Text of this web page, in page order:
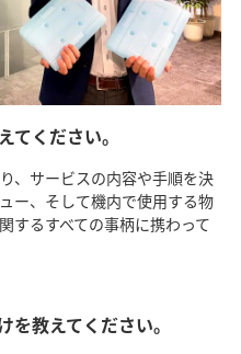
てください。
、サービスの内容や手順を決
ー、そして機内で使用する物
するすべての事柄に携わって
教えてください。